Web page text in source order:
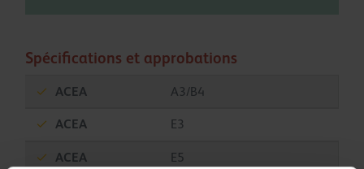
Spécifications et approbations
ACEA A3/B4
ACEA E3
ACEA E5